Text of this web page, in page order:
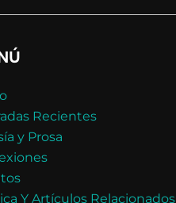
Recientes
y Prosa
Y Artículos Relacionados